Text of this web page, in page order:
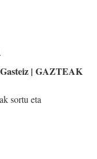
| GAZTEAK
sortu eta